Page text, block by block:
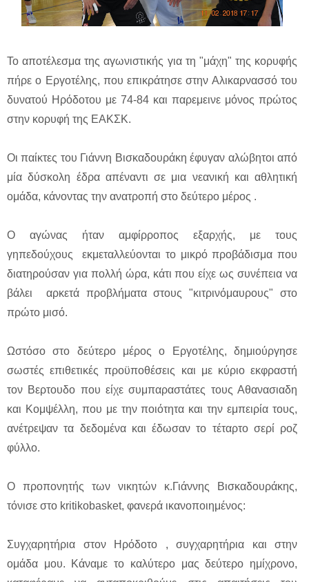
Το αποτέλεσμα της αγωνιστικής για τη "μάχη" της κορυφής
πήρε ο Εργοτέλης, που επικράτησε στην Αλικαρνασσό του
δυνατού Ηρόδοτου με 74-84 και παρεμεινε μόνος πρώτος
στην κορυφή της ΕΑΚΣΚ.
Οι παίκτες του Γιάννη Βισκαδουράκη έφυγαν αλώβητοι από
μία δύσκολη έδρα απέναντι σε μια νεανική και αθλητική
ομάδα, κάνοντας την ανατροπή στο δεύτερο μέρος .
Ο αγώνας ήταν αμφίρροπος εξαρχής, με τους
γηπεδούχους εκμεταλλεύονται το μικρό προβάδισμα που
διατηρούσαν για πολλή ώρα, κάτι που είχε ως συνέπεια να
βάλει αρκετά προβλήματα στους "κιτρινόμαυρους" στο
πρώτο μισό.
Ωστόσο στο δεύτερο μέρος ο Εργοτέλης, δημιούργησε
σωστές επιθετικές προϋποθέσεις και με κύριο εκφραστή
τον Βερτουδο που είχε συμπαραστάτες τους Αθανασιαδη
και Κομψέλλη, που με την ποιότητα και την εμπειρία τους,
ανέτρεψαν τα δεδομένα και έδωσαν το τέταρτο σερί ροζ
φύλλο.
Ο προπονητής των νικητών κ.Γιάννης Βισκαδουράκης,
τόνισε στο kritikobasket, φανερά ικανοποιημένος:
Συγχαρητήρια στον Ηρόδοτο , συγχαρητήρια και στην
ομάδα μου. Κάναμε το καλύτερο μας δεύτερο ημίχρονο,